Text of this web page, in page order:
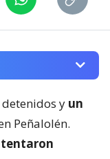
y un
Peñalolén.